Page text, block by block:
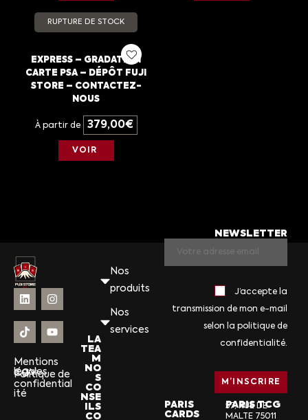
RUPTURE DE STOCK
EXPRESS – GRADATION
CARTE PSA – DÉPÔT FUJI
STORE – CONTACTEZ-
NOUS
À partir de 379,00€
VOIR
Mentions
légales
CGV
Politique de
confidential
ité
Nos
produits
Nos
services
LA
TEA
M
NO
S
CO
NSE
ILS
CO
NEWSLETTER
J’accepte la
transmission de mon e-mail
selon la politique de
confidentialité.
PARIS
CARDS
PARIS TCG
57, RUE DE
MALTE 75011